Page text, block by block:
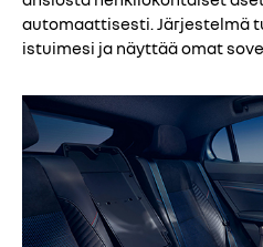
automaattisesti. Järjestelmä
istuimesi ja näyttää omat